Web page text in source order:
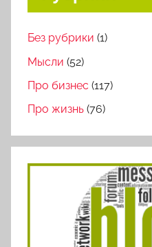
Без рубрики (1)
Мысли (52)
Про бизнес (117)
Про жизнь (76)